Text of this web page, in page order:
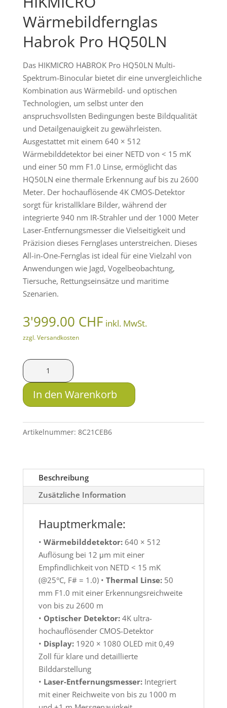
Wärmebildfernglas
Habrok Pro HQ50LN
Das HIKMICRO HABROK Pro HQ50LN Multi-
Spektrum-Binocular bietet dir eine unvergleichliche
Kombination aus Wärmebild- und optischen
Technologien, um selbst unter den
anspruchsvollsten Bedingungen beste Bildqualität
und Detailgenauigkeit zu gewährleisten.
Ausgestattet mit einem 640 × 512
Wärmebilddetektor bei einer NETD von < 15 mK
und einer 50 mm F1.0 Linse, ermöglicht das
HQ50LN eine thermale Erkennung auf bis zu 2600
Meter. Der hochauflösende 4K CMOS-Detektor
sorgt für kristallklare Bilder, während der
integrierte 940 nm IR-Strahler und der 1000 Meter
Laser-Entfernungsmesser die Vielseitigkeit und
Präzision dieses Fernglases unterstreichen. Dieses
All-in-One-Fernglas ist ideal für eine Vielzahl von
Anwendungen wie Jagd, Vogelbeobachtung,
Tiersuche, Rettungseinsätze und maritime
Szenarien.
3'999.00 CHF inkl. MwSt.
zzgl. Versandkosten
HIKMICRO
Wärmebildfernglas
Habrok
Pro
Menge
In den Warenkorb
Artikelnummer: 8C21CEB6
Beschreibung
Zusätzliche Information
Hauptmerkmale:
• Wärmebilddetektor:640 × 512
Auflösung bei 12 μm mit einer
Empfindlichkeit von NETD < 15 mK
(@25°C, F# = 1.0) • Thermal Linse:50
mm F1.0 mit einer Erkennungsreichweite
von bis zu 2600 m
• Optischer Detektor:4K ultra-
hochauflösender CMOS-Detektor
• Display:1920 × 1080 OLED mit 0,49
Zoll für klare und detaillierte
Bilddarstellung
• Laser-Entfernungsmesser:Integriert
mit einer Reichweite von bis zu 1000 m